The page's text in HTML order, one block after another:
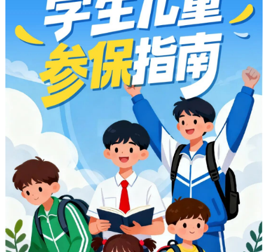
政策兑现 政策解读 回应关切
决策公开 专题公开
政务服务
个人服务 法人服务 部门服务
便民服务 利企服务 投资项目
中介服务 阳光政务
政民互动
12345网上接诉即办 我要咨询 我要建议